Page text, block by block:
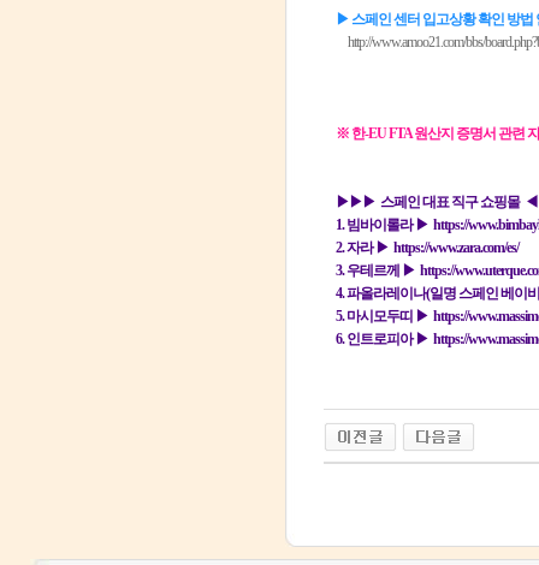
▶ 스페인 센터 입고상황 확인 방법
http://www.amoo21.com/bbs/
※ 한-EU FTA 원산지 증명서 관련
▶▶▶ 스페인 대표 직구 쇼핑몰
1. 빔바이롤라 ▶ https://
2. 자라 ▶ https://www.zara.com/es/
3. 우테르께 ▶ https://
4. 파올라레이나(일명 스페인 베이
5. 마시모두띠 ▶ https://
6. 인트로피아 ▶ https://